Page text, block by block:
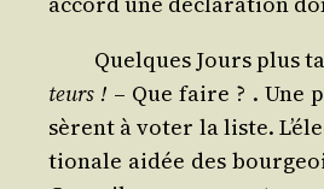
Quelques Jours plus
teurs ! – Que faire ? . Une
sèrent à voter la liste.
tio­nale aidée des